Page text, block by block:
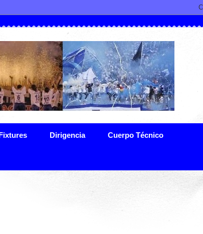
Dirigencia Cuerpo Técnico